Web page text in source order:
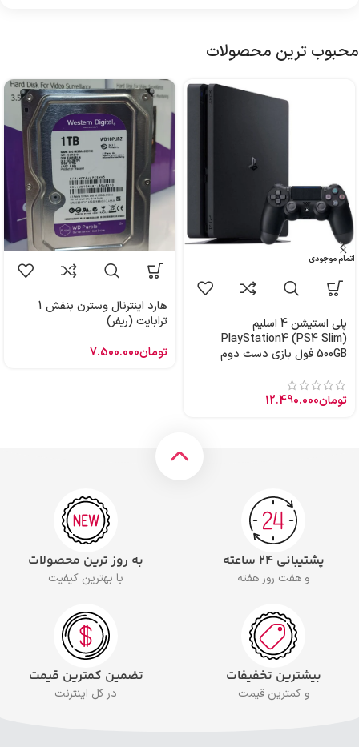
محبوب ترین محصولات
اتمام موجودی
پلی استیشن 4 اسلیم
PlayStation4 (PS4 Slim)
500GB فول بازی دست دوم
تومان12.490.000
هارد اینترنال وسترن بنفش 1
ترابایت (ریفر)
تومان7.500.000
پشتیبانی ۲۴ ساعته
و هفت روز هفته
به روز ترین محصولات
با بهترین کیفیت
بیشترین تخفیفات
و کمترین قیمت
تضمین کمترین قیمت
در کل اینترنت